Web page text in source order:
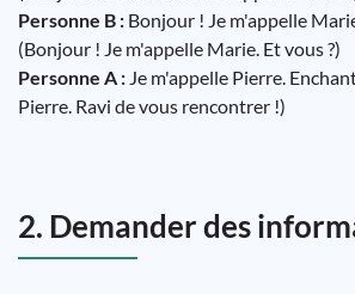
Personne B : Bonjour ! Je m'appelle
(Bonjour ! Je m'appelle Marie. Et vous ?)
Personne A : Je m'appelle Pierre.
Pierre. Ravi de vous rencontrer !)
2. Demander des